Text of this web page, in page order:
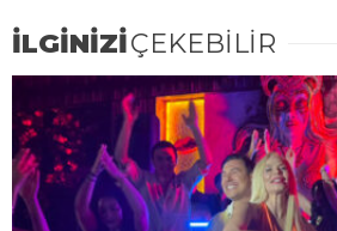
İLGİNİZİÇEKEBİLİR